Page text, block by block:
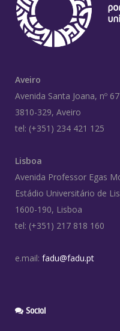
Aveiro
Avenida Santa Joana, nº
3810-329, Aveiro
tel: (+351) 234 421 125
Lisboa
Avenida Professor Egas
Estádio Universitário de
1600-190, Lisboa
tel: (+351) 217 818 160
e.mail: fadu@fadu.pt
Social